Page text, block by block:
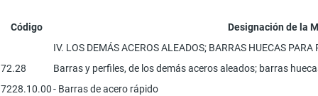
Código
Designación de la
IV. LOS DEMÁS ACEROS ALEADOS; BARRAS HUECAS
72.28
Barras y perfiles, de los demás aceros aleados; barras
7228.10.00- Barras de acero rápido